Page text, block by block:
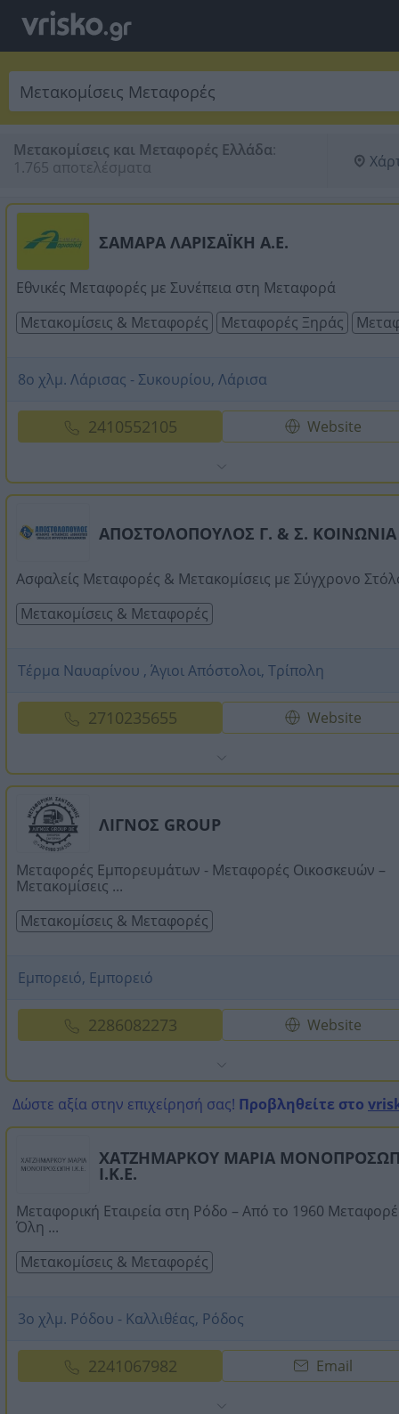
Μετακομίσεις και Μεταφορές Ελλάδα:
1.765 αποτελέσματα
ΣΑΜΑΡΑ ΛΑΡΙΣΑΪΚΗ Α.Ε.
Εθνικές Μεταφορές με Συνέπεια στη Μεταφορά
Μετακομίσεις & Μεταφορές
Μεταφορές Ξηράς
8ο χλμ. Λάρισας - Συκουρίου, Λάρισα
2410552105 Website
ΑΠΟΣΤΟΛΟΠΟΥΛΟΣ Γ. & Σ. ΚΟΙΝΩΝΙΑ
Ασφαλείς Μεταφορές & Μετακομίσεις με Σύγχρονο
Μετακομίσεις & Μεταφορές
Τέρμα Ναυαρίνου , Άγιοι Απόστολοι, Τρίπολη
2710235655 Website
ΛΙΓΝΟΣ GROUP
Μεταφορές Εμπορευμάτων - Μεταφορές Οικοσκευών –
Μετακομίσεις ...
Μετακομίσεις & Μεταφορές
Εμπορειό, Εμπορειό
2286082273 Website
Δώστε αξία στην επιχείρησή σας! Προβληθείτε στο
ΧΑΤΖΗΜΑΡΚΟΥ ΜΑΡΙΑ
Ι.Κ.Ε.
Μεταφορική Εταιρεία στη Ρόδο – Από το 1960
Όλη ...
Μετακομίσεις & Μεταφορές
3ο χλμ. Ρόδου - Καλλιθέας, Ρόδος
2241067982 Email